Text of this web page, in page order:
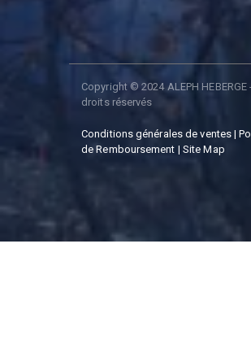
Copyright © 2024 ALEPH HEBERGE
droits réservés
Conditions générales de ventes |
de Remboursement | Site Map